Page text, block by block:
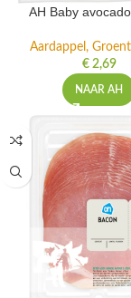
AH Baby
Aardappel,
€2,69
NAAR AH